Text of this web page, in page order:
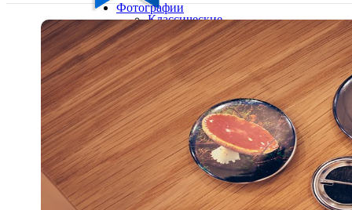
Ваш город:
Ваш регион доставки
Выберите из списка:
Фотографии
Классические
фото
10х10
10х15
13х18
15х15
15х20
20х20
20х30
30х30
30х40
А4
Фото
в